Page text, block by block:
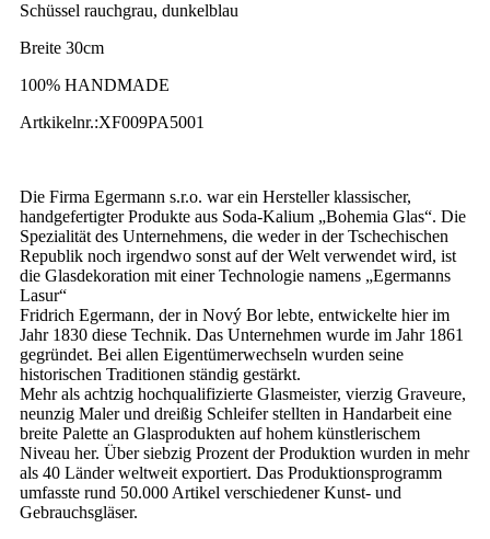
Schüssel rauchgrau, dunkelblau
Breite 30cm
100% HANDMADE
Artkikelnr.:XF009PA5001
Die Firma Egermann s.r.o. war ein Hersteller klassischer,
handgefertigter Produkte aus Soda-Kalium „Bohemia Glas“. Die
Spezialität des Unternehmens, die weder in der Tschechischen
Republik noch irgendwo sonst auf der Welt verwendet wird, ist
die Glasdekoration mit einer Technologie namens „Egermanns
Lasur“
Fridrich Egermann, der in Nový Bor lebte, entwickelte hier im
Jahr 1830 diese Technik. Das Unternehmen wurde im Jahr 1861
gegründet. Bei allen Eigentümerwechseln wurden seine
historischen Traditionen ständig gestärkt.
Mehr als achtzig hochqualifizierte Glasmeister, vierzig Graveure,
neunzig Maler und dreißig Schleifer stellten in Handarbeit eine
breite Palette an Glasprodukten auf hohem künstlerischem
Niveau her. Über siebzig Prozent der Produktion wurden in mehr
als 40 Länder weltweit exportiert. Das Produktionsprogramm
umfasste rund 50.000 Artikel verschiedener Kunst- und
Gebrauchsgläser.